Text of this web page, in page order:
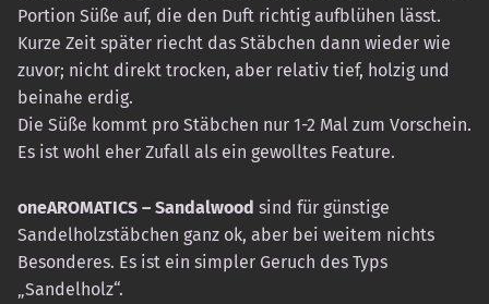
Portion Süße auf, die den Duft richtig aufblühen lässt.
Kurze Zeit später riecht das Stäbchen dann wieder wie
zuvor; nicht direkt trocken, aber relativ tief, holzig und
beinahe erdig.
Die Süße kommt pro Stäbchen nur 1-2 Mal zum Vorschein.
Es ist wohl eher Zufall als ein gewolltes Feature.
oneAROMATICS – Sandalwood sind für günstige
Sandelholzstäbchen ganz ok, aber bei weitem nichts
Besonderes. Es ist ein simpler Geruch des Typs
„Sandelholz“.